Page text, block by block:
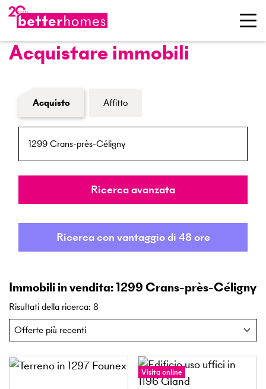
Acquistare immobili
Modulo di ricerca immobiliare
Acquisto Affitto
NPA / Località
Raggio
Ricerca avanzata
Ricerca con vantaggio di 48 ore
Immobili in vendita: 1299 Crans-près-Céligny
Risultati della ricerca: 8
Visita online